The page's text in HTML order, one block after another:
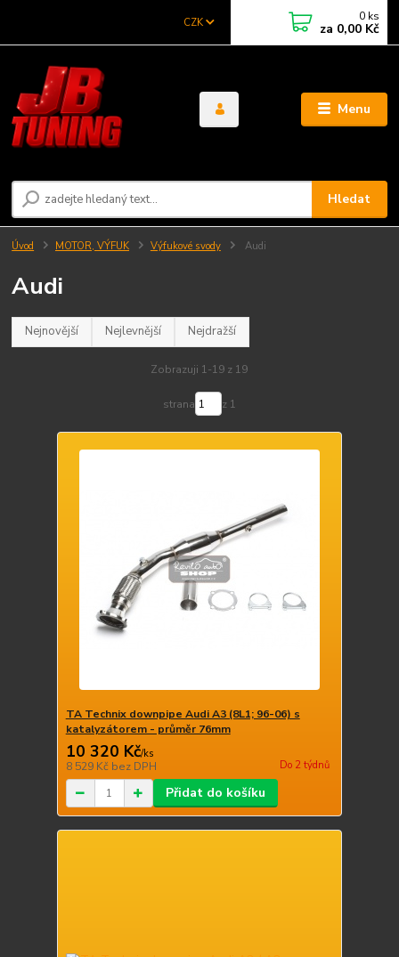
Menu
CZK
Hledat
0 ks
za 0,00 Kč
Úvod MOTOR, VÝFUK Výfukové svody Audi
Audi
Nejnovější Nejlevnější Nejdražší
Zobrazuji 1-19 z 19
strana z 1
TA Technix downpipe Audi A3 (8L1; 96-06) s
katalyzátorem - průměr 76mm
10 320 Kč/ks
8 529 Kč bez DPH Do 2 týdnů
Přidat do košíku